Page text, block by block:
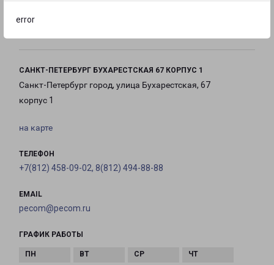
error
21:00
САНКТ-ПЕТЕРБУРГ БУХАРЕСТСКАЯ 67 КОРПУС 1
Санкт-Петербург город, улица Бухарестская, 67
корпус 1
на карте
ТЕЛЕФОН
+7(812) 458-09-02, 8(812) 494-88-88
EMAIL
pecom@pecom.ru
ГРАФИК РАБОТЫ